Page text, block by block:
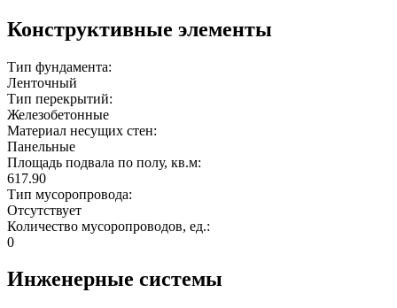
Конструктивные элементы
Тип фундамента:
Ленточный
Тип перекрытий:
Железобетонные
Материал несущих стен:
Панельные
Площадь подвала по полу, кв.м:
617.90
Тип мусоропровода:
Отсутствует
Количество мусоропроводов, ед.:
0
Инженерные системы